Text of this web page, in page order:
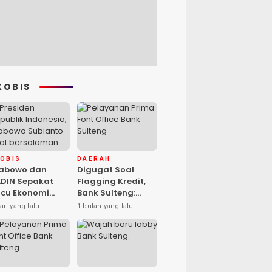
dan
Sepakat
Ekonomi
Gufran
Sulteng
Ambil Peran
yang lalu
DAERAH
Digugat Soal
Flagging Kredit,
Bank Sulteng:
Kebijakan Berlaku
untuk Seluruh
Debitur ASN
1 bulan yang lalu